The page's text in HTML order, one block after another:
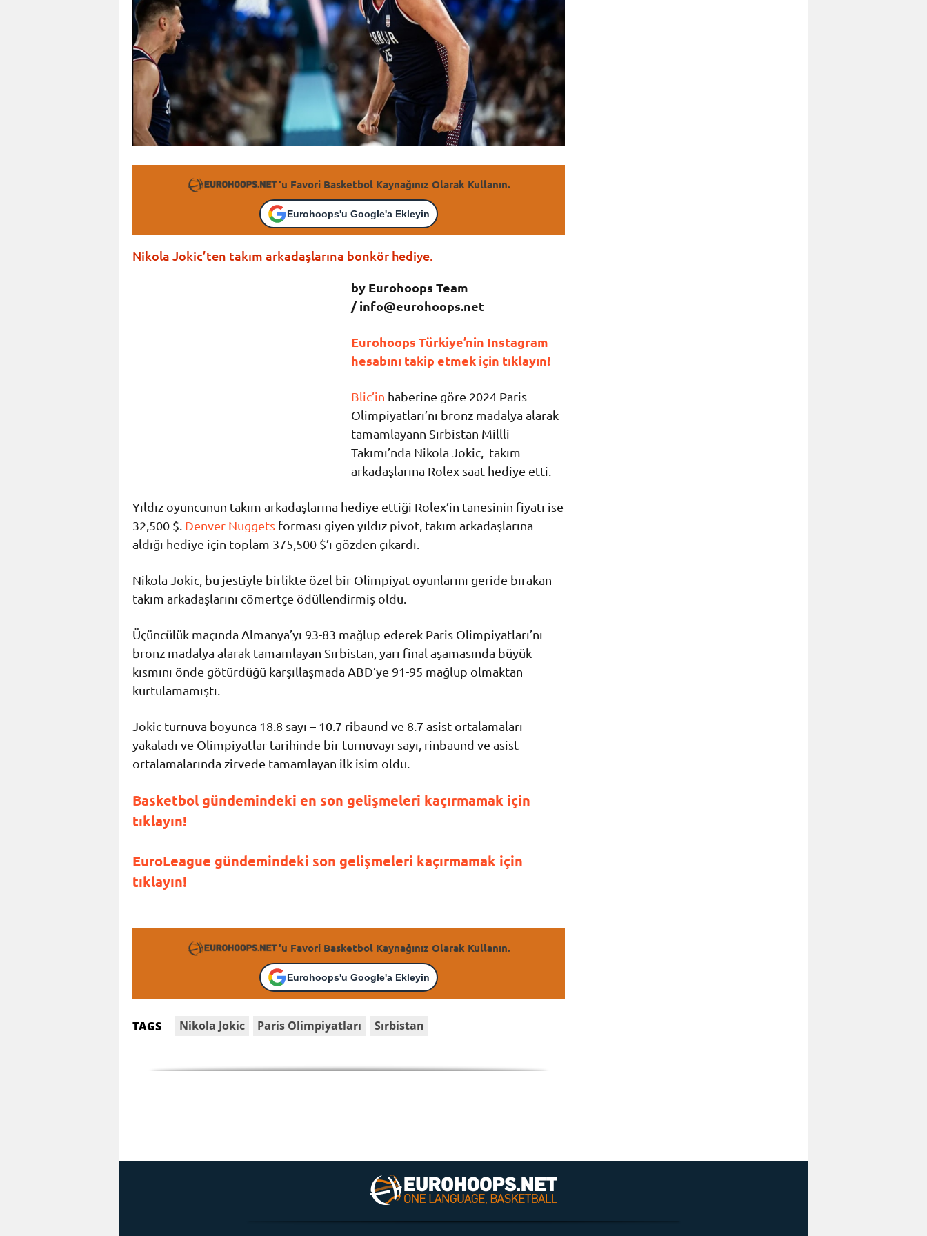
'u Favori Basketbol Kaynağınız Olarak Kullanın.
Eurohoops'u Google'a Ekleyin
Nikola Jokic’ten takım arkadaşlarına bonkör hediye.
by Eurohoops Team
/info@eurohoops.net
Eurohoops Türkiye’nin Instagram
hesabını takip etmek için tıklayın!
Blic’in haberine göre 2024 Paris
Olimpiyatları’nı bronz madalya alarak
tamamlayann Sırbistan Millli
Takımı’nda Nikola Jokic, takım
arkadaşlarına Rolex saat hediye etti.
Yıldız oyuncunun takım arkadaşlarına hediye ettiği Rolex’in tanesinin fiyatı ise
32,500 $. Denver Nuggets forması giyen yıldız pivot, takım arkadaşlarına
aldığı hediye için toplam 375,500 $’ı gözden çıkardı.
Nikola Jokic, bu jestiyle birlikte özel bir Olimpiyat oyunlarını geride bırakan
takım arkadaşlarını cömertçe ödüllendirmiş oldu.
Üçüncülük maçında Almanya’yı 93-83 mağlup ederek Paris Olimpiyatları’nı
bronz madalya alarak tamamlayan Sırbistan, yarı final aşamasında büyük
kısmını önde götürdüğü karşıllaşmada ABD’ye 91-95 mağlup olmaktan
kurtulamamıştı.
Jokic turnuva boyunca 18.8 sayı – 10.7 ribaund ve 8.7 asist ortalamaları
yakaladı ve Olimpiyatlar tarihinde bir turnuvayı sayı, rinbaund ve asist
ortalamalarında zirvede tamamlayan ilk isim oldu.
Basketbol gündemindeki en son gelişmeleri kaçırmamak için
tıklayın!
EuroLeague gündemindeki son gelişmeleri kaçırmamak için
tıklayın!
'u Favori Basketbol Kaynağınız Olarak Kullanın.
Eurohoops'u Google'a Ekleyin
TAGS Nikola Jokic Paris Olimpiyatları Sırbistan